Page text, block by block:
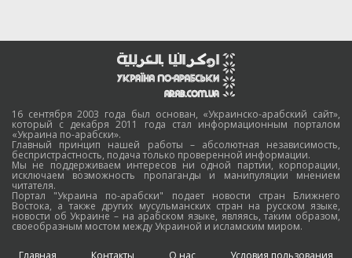
16 сентября 2003 года был основан, «Украинско-арабский сайт»,
который с декабря 2011 года стал информационным порталом
«Украина по-арабски».
Главный принцип нашей работы – абсолютная независимость,
беспристрастность, подача только проверенной информации.
Мы не поддерживаем интересов ни одной партии, корпорации,
исключаем возможность пропаганды и манипуляции мнением
читателя.
Портал "Украина по-арабски" подает новости стран Ближнего
Востока, а также других мусульманских стран на русском языке,
новости об Украине – на арабском языке, являясь, таким образом,
своеобразным мостом между Украиной и исламским миром.